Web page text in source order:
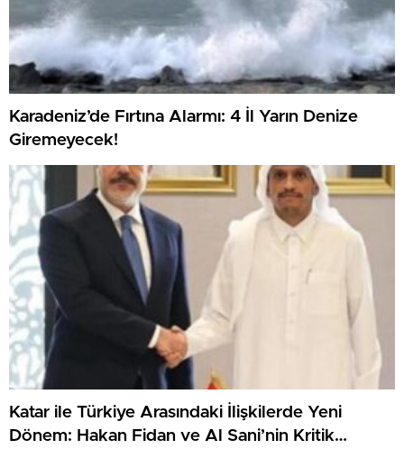
Karadeniz’de Fırtına Alarmı: 4 İl Yarın Denize
Giremeyecek!
Katar ile Türkiye Arasındaki İlişkilerde Yeni
Dönem: Hakan Fidan ve Al Sani’nin Kritik